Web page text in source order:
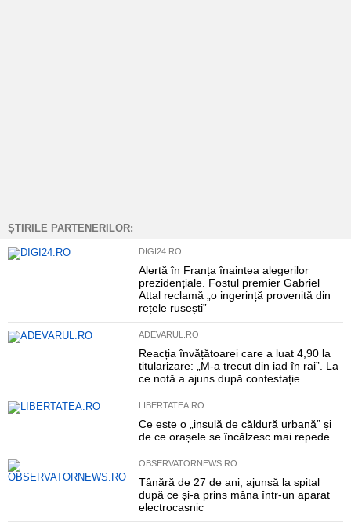
ȘTIRILE PARTENERILOR:
DIGI24.RO
Alertă în Franța înaintea alegerilor
prezidențiale. Fostul premier Gabriel
Attal reclamă „o ingerință provenită din
rețele rusești”
ADEVARUL.RO
Reacția învățătoarei care a luat 4,90 la
titularizare: „M-a trecut din iad în rai”. La
ce notă a ajuns după contestație
LIBERTATEA.RO
Ce este o „insulă de căldură urbană” și
de ce orașele se încălzesc mai repede
OBSERVATORNEWS.RO
Tânără de 27 de ani, ajunsă la spital
după ce și-a prins mâna într-un aparat
electrocasnic